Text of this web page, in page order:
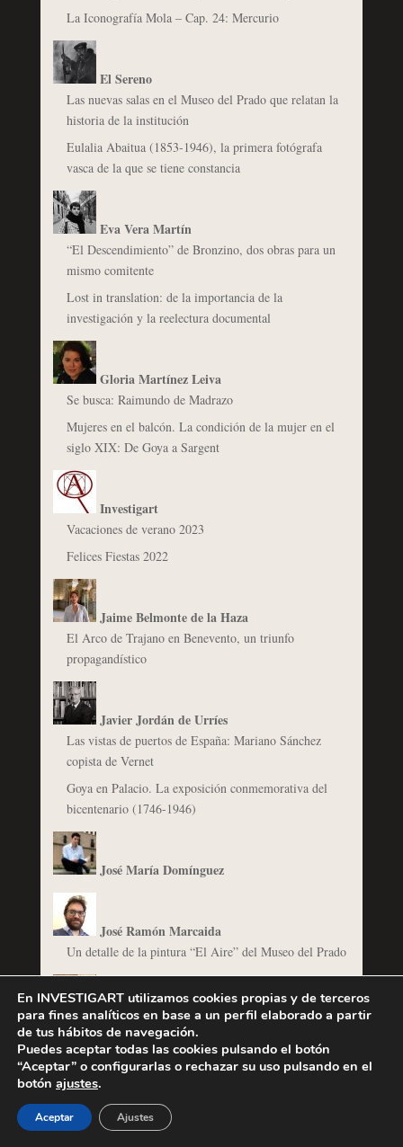
La Iconografía Mola – Cap. 24: Mercurio
El Sereno
Las nuevas salas en el Museo del Prado que relatan la
historia de la institución
Eulalia Abaitua (1853-1946), la primera fotógrafa
vasca de la que se tiene constancia
Eva Vera Martín
“El Descendimiento” de Bronzino, dos obras para un
mismo comitente
Lost in translation: de la importancia de la
investigación y la reelectura documental
Gloria Martínez Leiva
Se busca: Raimundo de Madrazo
Mujeres en el balcón. La condición de la mujer en el
siglo XIX: De Goya a Sargent
Investigart
Vacaciones de verano 2023
Felices Fiestas 2022
Jaime Belmonte de la Haza
El Arco de Trajano en Benevento, un triunfo
propagandístico
Javier Jordán de Urríes
Las vistas de puertos de España: Mariano Sánchez
copista de Vernet
Goya en Palacio. La exposición conmemorativa del
bicentenario (1746-1946)
José María Domínguez
José Ramón Marcaida
Un detalle de la pintura “El Aire” del Museo del Prado
Juan Aguilera Martín
Influencias del Oriente Próximo Antiguo en la pila de
Almanzor
María Alonso Lobato
Materiales y técnicas pictóricas (III): El blanco de
En INVESTIGART utilizamos cookies propias y de terceros
para fines analíticos en base a un perfil elaborado a partir
de tus hábitos de navegación.
Puedes aceptar todas las cookies pulsando el botón
“Aceptar” o configurarlas o rechazar su uso pulsando en el
botón ajustes.
Aceptar Ajustes